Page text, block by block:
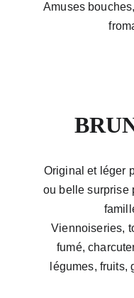
Amuses
Original et léger
ou belle surprise
Viennoiseries,
fumé,
légumes, fruits,